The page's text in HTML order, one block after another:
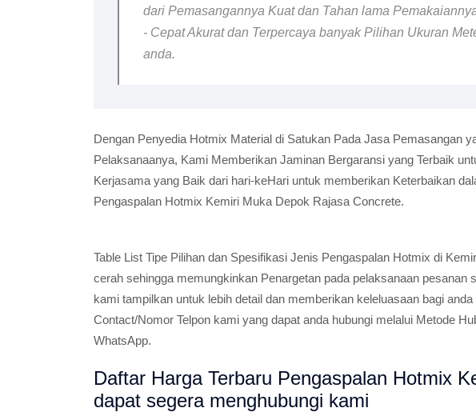
dari Pemasangannya Kuat dan Tahan lama
- Cepat Akurat dan Terpercaya banyak Pilihan Ukuran
anda.
Dengan Penyedia Hotmix Material di Satukan Pada Jasa Pemasangan
Pelaksanaanya, Kami Memberikan Jaminan Bergaransi yang Terbaik
Kerjasama yang Baik dari hari-keHari untuk memberikan Keterbaikan
Pengaspalan Hotmix Kemiri Muka Depok Rajasa Concrete.
Table List Tipe Pilihan dan Spesifikasi Jenis Pengaspalan Hotmix di
cerah sehingga memungkinkan Penargetan pada pelaksanaan pesanan
kami tampilkan untuk lebih detail dan memberikan keleluasaan bagi
Contact/Nomor Telpon kami yang dapat anda hubungi melalui Metode
WhatsApp.
Daftar Harga Terbaru Pengaspalan Hotmix
dapat segera menghubungi kami